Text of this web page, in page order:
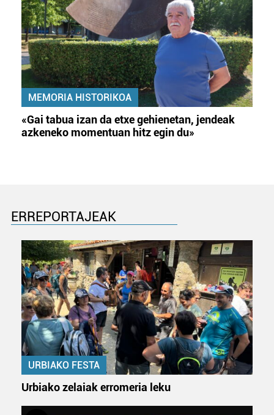
MEMORIA HISTORIKOA
«Gai tabua izan da etxe gehienetan, jendeak
azkeneko momentuan hitz egin du»
ERREPORTAJEAK
URBIAKO FESTA
Urbiako zelaiak erromeria leku